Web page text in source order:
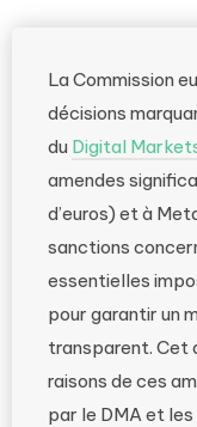
La Commission
décisions
du Digital
amendes
d’euros) et à
sanctions
essentielles
pour garantir un
transparent. Cet
raisons de ces
par le DMA et